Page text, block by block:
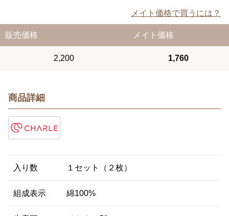
メイト価格で買うには？
販売価格 メイト価格
2,200 1,760
商品詳細
入り数 １セット（２枚）
組成表示 綿100%